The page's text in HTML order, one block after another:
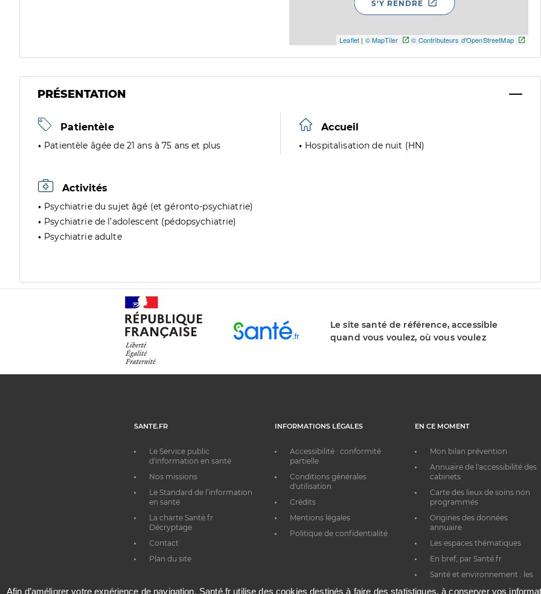
Leaflet | © MapTiler © Contributeurs d'OpenStreetMap
S'Y RENDRE
PRÉSENTATION
Patientèle
Patientèle âgée de 21 ans à 75 ans et plus
Accueil
Hospitalisation de nuit (HN)
Activités
Psychiatrie du sujet âgé (et géronto-psychiatrie)
Psychiatrie de l’adolescent (pédopsychiatrie)
Psychiatrie adulte
Le site santé de référence, accessible
quand vous voulez, où vous voulez
SANTE.FR
Le Service public
d'information en santé
Nos missions
Le Standard de l’information
en santé
La charte Santé.fr
Décryptage
Contact
Plan du site
INFORMATIONS LÉGALES
Accessibilité : conformité
partielle
Conditions générales
d'utilisation
Crédits
Mentions légales
Politique de confidentialité
EN CE MOMENT
Mon bilan prévention
Annuaire de l'accessibilité des
cabinets
Carte des lieux de soins non
programmés
Origines des données
annuaire
Les espaces thématiques
En bref, par Santé.fr
Santé et environnement : les
Afin d’améliorer votre expérience de navigation, Santé.fr utilise des cookies destinés à faire des statistiques, à conserver vos